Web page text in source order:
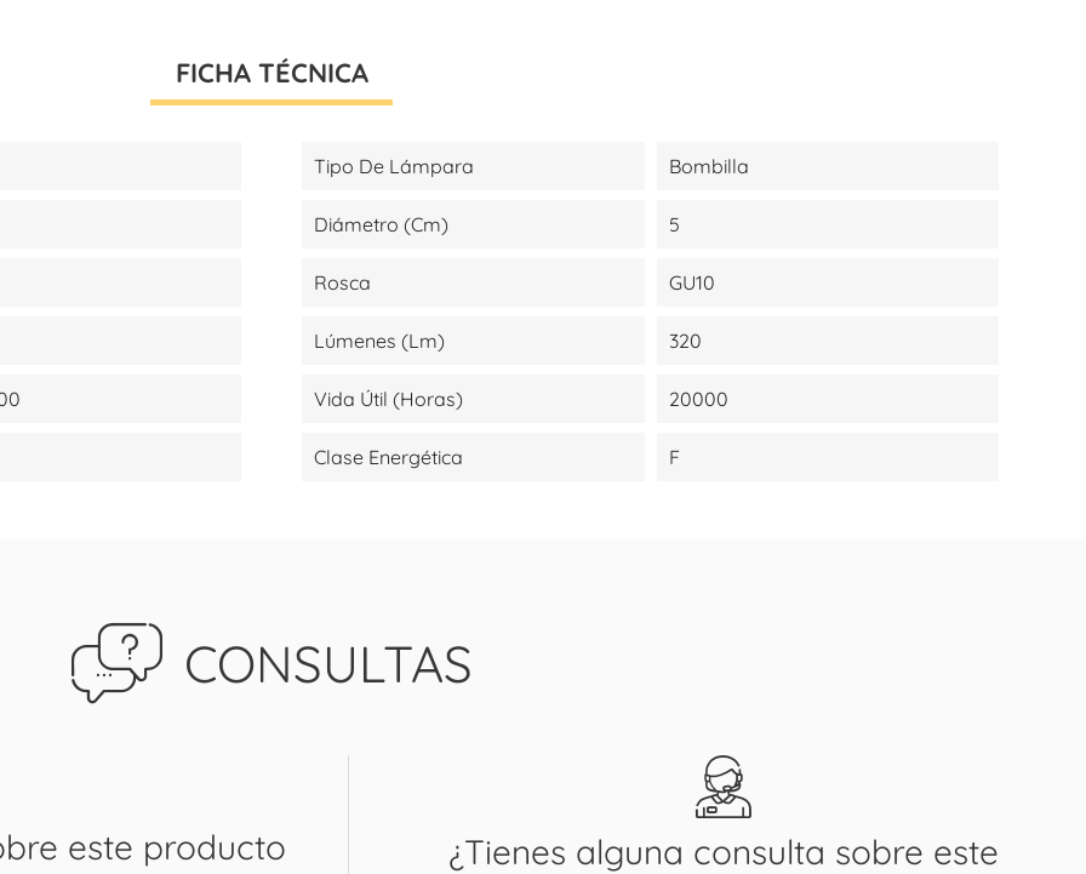
FICHA TÉCNICA
Tipo De Lámpara Bombilla
Diámetro (cm) 5
Rosca GU10
Lúmenes (lm) 320
Vida Útil (Horas) 20000
Clase Energética F
CONSULTAS
este producto
¿Tienes alguna consulta sobre este